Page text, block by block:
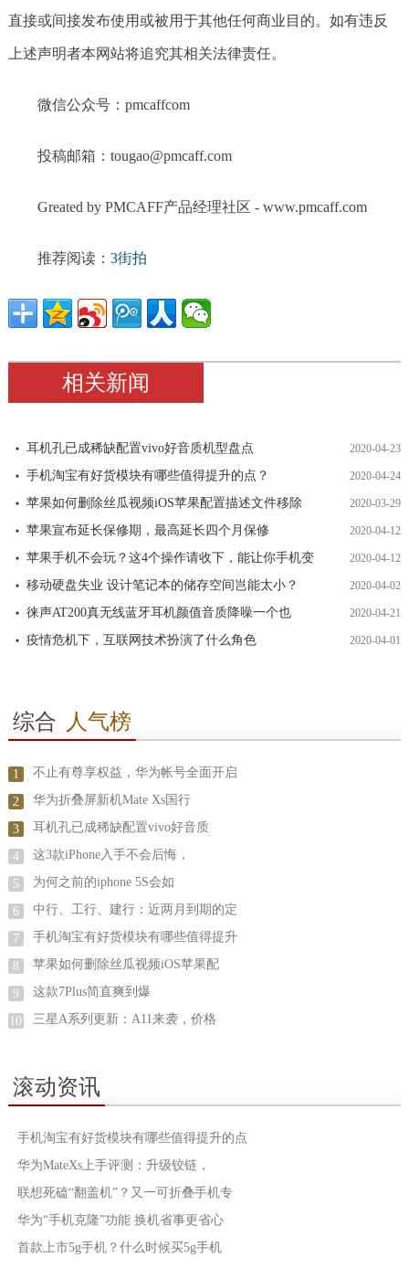
直接或间接发布使用或被用于其他任何商业目的。如有违反
上述声明者本网站将追究其相关法律责任。
微信公众号：pmcaffcom
投稿邮箱：tougao@pmcaff.com
Greated by PMCAFF产品经理社区 - www.pmcaff.com
推荐阅读： 3街拍
相关新闻
耳机孔已成稀缺配置vivo好音质机型盘点 2020-04-23
手机淘宝有好货模块有哪些值得提升的点？ 2020-04-24
苹果如何删除丝瓜视频iOS苹果配置描述文件移除 2020-03-29
苹果宣布延长保修期，最高延长四个月保修 2020-04-12
苹果手机不会玩？这4个操作请收下，能让你手机变 2020-04-12
移动硬盘失业 设计笔记本的储存空间岂能太小？ 2020-04-02
徕声AT200真无线蓝牙耳机颜值音质降噪一个也 2020-04-21
疫情危机下，互联网技术扮演了什么角色 2020-04-01
综合 人气榜
1 不止有尊享权益，华为帐号全面开启
2 华为折叠屏新机Mate Xs国行
3 耳机孔已成稀缺配置vivo好音质
4 这3款iPhone入手不会后悔，
5 为何之前的iphone 5S会如
6 中行、工行、建行：近两月到期的定
7 手机淘宝有好货模块有哪些值得提升
8 苹果如何删除丝瓜视频iOS苹果配
9 这款7Plus简直爽到爆
10 三星A系列更新：A11来袭，价格
滚动资讯
手机淘宝有好货模块有哪些值得提升的点
华为MateXs上手评测：升级铰链，
联想死磕“翻盖机”？又一可折叠手机专
华为“手机克隆”功能 换机省事更省心
首款上市5g手机？什么时候买5g手机